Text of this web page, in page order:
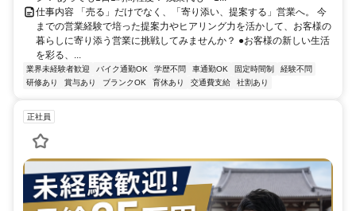
仕事内容 「売る」だけでなく、「寄り添い、提案する」営業へ。 今
までの営業経験で培った提案力やヒアリング力を活かして、お客様の
暮らしに寄り添う営業に挑戦してみませんか？ ●お客様の新しい生活
を彩る、...
業界未経験者歓迎 バイク通勤OK 学歴不問 車通勤OK 固定時間制
経験不問
研修あり
賞与あり ブランクOK 育休あり 交通費支給 社割あり
正社員